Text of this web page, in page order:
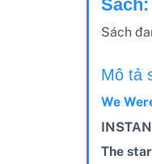
Sách
Mô tả
We
The